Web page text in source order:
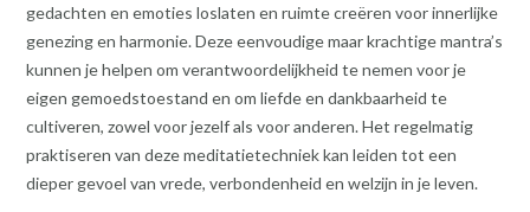
gedachten en emoties loslaten en ruimte creëren voor innerlijke
genezing en harmonie. Deze eenvoudige maar krachtige mantra’s
kunnen je helpen om verantwoordelijkheid te nemen voor je
eigen gemoedstoestand en om liefde en dankbaarheid te
cultiveren, zowel voor jezelf als voor anderen. Het regelmatig
praktiseren van deze meditatietechniek kan leiden tot een
dieper gevoel van vrede, verbondenheid en welzijn in je leven.